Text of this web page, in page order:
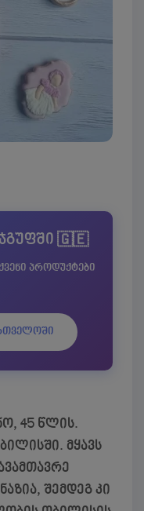
🇬🇪
პროდუქტები
45 წლის.
მყავს
შემდეგ კი